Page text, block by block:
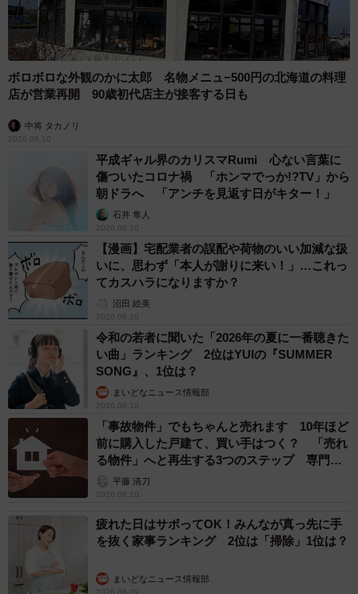
ボロボロな外観のかに太郎 名物メニュ−500円の北海道の料理
店が営業再開 90歳初代店主が接客する日も
中将 タカノリ
2026.08.10
平成ギャル界のカリスマRumi 心ない言葉に
傷ついたコロナ禍 「ホンマでっか!?TV」から
朝ドラへ 「アンチを見返す日がキター！」
石井 隼人
2026.08.10
【漫画】宅配業者の誤配や荷物のいい加減な扱
いに、思わず「本人が謝りに来い！」…これっ
てカスハラになりますか？
沼田 絵美
2026.08.10
令和の若者に聞いた「2026年の夏に一番聴きた
い曲」ランキング 2位はYUIの『SUMMER
SONG』、1位は？
まいどなニュース情報部
2026.08.10
「事故物件」でもちゃんと売れます 10年ほど
前に購入した戸建て、買い手はつく？ 「売れ
る物件」へと再生する3つのステップ 専門家
が解説平藤 清刀
2026.08.10
疲れた日はサボってOK！みんなが真っ先に手
を抜く家事ランキング 2位は「掃除」1位は？
まいどなニュース情報部